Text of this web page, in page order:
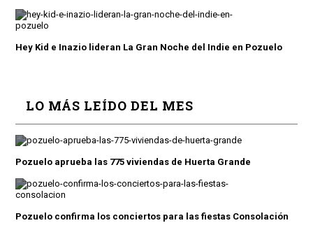
Hey Kid e Inazio lideran La Gran Noche del Indie en Pozuelo
LO MÁS LEÍDO DEL MES
Pozuelo aprueba las 775 viviendas de Huerta Grande
Pozuelo confirma los conciertos para las fiestas Consolación